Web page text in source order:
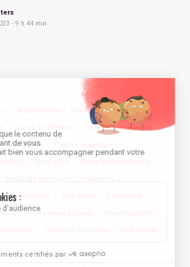
- 9 h 44 min
Boutiques Brochures
Cartes de restaurants
Catalogues
Kakémonos
Réseaux sociaux